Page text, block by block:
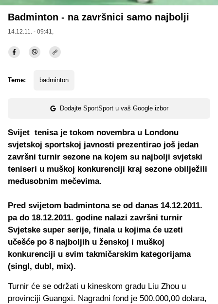
Badminton - na završnici samo najbolji
14.12.11. - 09:41,
Teme: badminton
Dodajte SportSport u vaš Google izbor
Svijet tenisa je tokom novembra u Londonu
svjetskoj sportskoj javnosti prezentirao još jedan
završni turnir sezone na kojem su najbolji svjetski
teniseri u muškoj konkurenciji kraj sezone obilježili
međusobnim mečevima.
Pred svijetom badmintona se od danas 14.12.2011.
pa do 18.12.2011. godine nalazi završni turnir
Svjetske super serije, finala u kojima će uzeti
učešće po 8 najboljih u ženskoj i muškoj
konkurenciji u svim takmičarskim kategorijama
(singl, dubl, mix).
Turnir će se održati u kineskom gradu Liu Zhou u
provinciji Guangxi. Nagradni fond je 500.000,00 dolara,